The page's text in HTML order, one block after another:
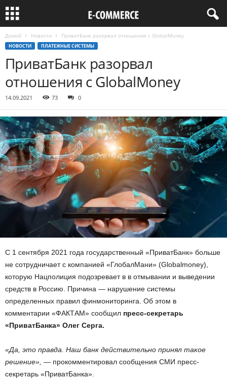
Домой Новости ПриватБанк разорвал отношения с GlobalMoney
НОВОСТИ ПЛАТЕЖНЫЕ СИСТЕМЫ
ПриватБанк разорвал
отношения с GlobalMoney
14.09.2021 73 0
С 1 сентября 2021 года государственный «ПриватБанк» больше
не сотрудничает с компанией «ГлобалМани» (Globalmoney),
которую Нацполиция подозревает в в отмывании и выведении
средств в Россию. Причина — нарушение системы
определенных правил финмониторинга. Об этом в
комментарии «ФАКТАМ» сообщил пресс-секретарь
«ПриватБанка» Олег Серга.
«Да, это правда. Наш банк действительно принял такое
решение», — прокомментировал сообщения СМИ пресс-
секретарь «ПриватБанка».